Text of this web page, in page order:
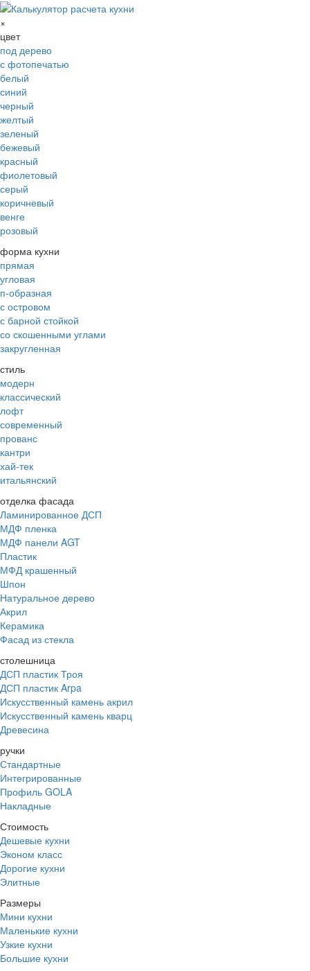
×
цвет
под дерево
с фотопечатью
белый
синий
черный
желтый
зеленый
бежевый
красный
фиолетовый
серый
коричневый
венге
розовый
форма кухни
прямая
угловая
п-образная
с островом
с барной стойкой
со скошенными углами
закругленная
стиль
модерн
классический
лофт
современный
прованс
кантри
хай-тек
итальянский
отделка фасада
Ламинированное ДСП
МДФ пленка
МДФ панели AGT
Пластик
МФД крашенный
Шпон
Натуральное дерево
Акрил
Керамика
Фасад из стекла
столешница
ДСП пластик Троя
ДСП пластик Arpa
Искусственный камень акрил
Искусственный камень кварц
Древесина
ручки
Стандартные
Интегрированные
Профиль GOLA
Накладные
Стоимость
Дешевые кухни
Эконом класс
Дорогие кухни
Элитные
Размеры
Мини кухни
Маленькие кухни
Узкие кухни
Большие кухни